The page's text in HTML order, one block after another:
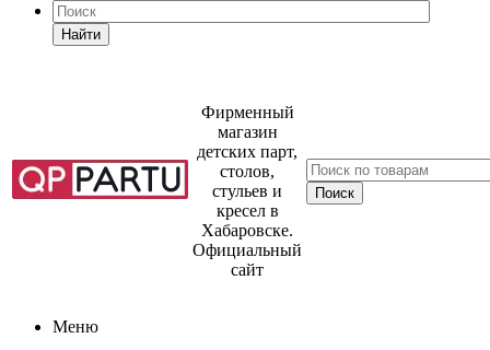
Найти
Фирменный
магазин
детских парт,
столов,
стульев и
кресел в
Хабаровске.
Официальный
сайт
Меню